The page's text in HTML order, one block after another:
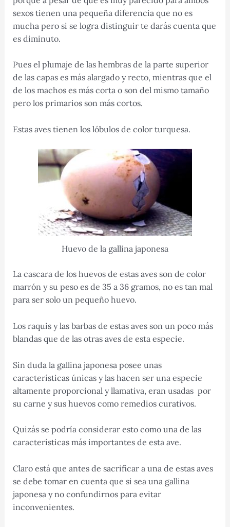
sexos tienen una pequeña diferencia que no es
mucha pero si se logra distinguir te darás cuenta que
es diminuto.
Pues el plumaje de las hembras de la parte superior
de las capas es más alargado y recto, mientras que el
de los machos es más corta o son del mismo tamaño
pero los primarios son más cortos.
Estas aves tienen los lóbulos de color turquesa.
Huevo de la gallina japonesa
La cascara de los huevos de estas aves son de color
marrón y su peso es de 35 a 36 gramos, no es tan mal
para ser solo un pequeño huevo.
Los raquis y las barbas de estas aves son un poco más
blandas que de las otras aves de esta especie.
Sin duda la gallina japonesa posee unas
características únicas y las hacen ser una especie
altamente proporcional y llamativa, eran usadas por
su carne y sus huevos como remedios curativos.
Quizás se podría considerar esto como una de las
características más importantes de esta ave.
Claro está que antes de sacrificar a una de estas aves
se debe tomar en cuenta que si sea una gallina
japonesa y no confundirnos para evitar
inconvenientes.